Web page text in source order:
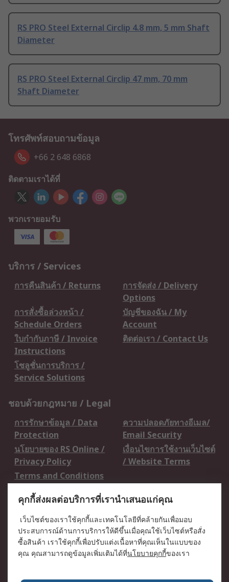
RS PRO Steel External Circlip 4.8 mm, 5 mm Shaft
Diameter
RS PRO Steel External Circlip 47 mm, 70 mm
Shaft Diameter
โทรศัพท์สอบถามข้อมูล
+66 2 648 6868
ติดตามเราได้ที่
พวกเรายอมรับ
บริการ / Services
การคืนสินค้า / Returns
การจัดส่ง / Delivery
Options
การสั่งซื้อล่วงหน้า /
Schedule Orders
บัญชีของฉัน / My
Account
ใบกำกับภาษี / Invoice
Instructions
ติดต่อเรา / Contact Us
โซลูชั่นการบริการ /
Service Solutions
ชอบด้วยกฎหมาย / Legal
การรักษาข้อมูล / Data
Protection
ความปลอดภัยทางอีเมล/
Email Security
นโยบายของ RS Online /
Privacy Policy
เงื่อนไขการใช้งานเว็บไซต์
/ Website Terms
Terms and Conditions
เกี่ยวกับ RS / About RS
RS ทั่วโลก / RS
Worldwide
ข่าวประชาสัมพันธ์ / Press
Centre
บริษัทในเครือ RS /
วิธีการชำระเงิน /
คุกกี้ส่งผลต่อบริการที่เรานำเสนอแก่คุณ
เว็บไซต์ของเราใช้คุกกี้และเทคโนโลยีที่คล้ายกันเพื่อมอบ
ประสบการณ์ด้านการบริการให้ดีขึ้นเมื่อคุณใช้เว็บไซต์หรือสั่ง
ซื้อสินค้า เราใช้คุกกี้เพื่อปรับแต่งเนื้อหาที่คุณเห็นในแบบของ
คุณ คุณสามารถดูข้อมูลเพิ่มเติมได้ที่นโยบายคุกกี้ของเรา